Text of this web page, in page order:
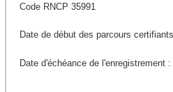
Code RNCP 35991
Date de début des parcours
Date d'échéance de l'enregistrement :